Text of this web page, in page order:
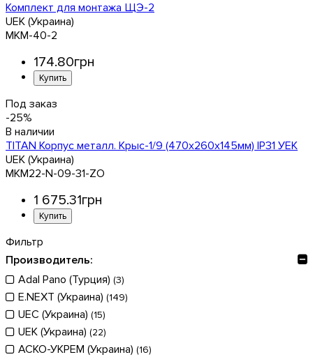
Комплект для монтажа ЩЭ-2
UEK (Украина)
MKM-40-2
174.80грн
Под заказ
-25%
TITAN Корпус металл. Крыс-1/9 (470х260х145мм) IP31 УЕК
UEK (Украина)
MKM22-N-09-31-ZO
1 675.31грн
Фильтр
Производитель:
Adal Pano (Турция) (3)
E.NEXT (Украина) (149)
UEC (Украина) (15)
UEK (Украина) (22)
АСКО-УКРЕМ (Украина) (16)